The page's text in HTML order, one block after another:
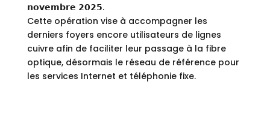
𝗻𝗼𝘃𝗲𝗺𝗯𝗿𝗲 𝟮𝟬𝟮𝟱.
Cette opération vise à accompagner les
derniers foyers encore utilisateurs de lignes
cuivre afin de faciliter leur passage à la fibre
optique, désormais le réseau de référence pour
les services Internet et téléphonie fixe.